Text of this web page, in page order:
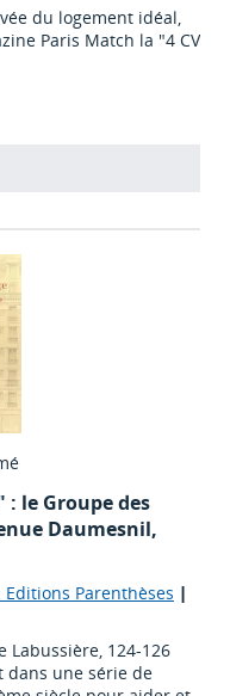
du logement idéal,
Paris Match la "4 CV
le Groupe des
Daumesnil,
Parenthèses |
Labussière, 124-126
dans une série de